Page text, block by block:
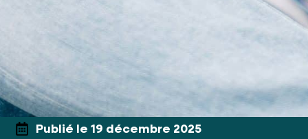
Publié le 19 décembre 2025